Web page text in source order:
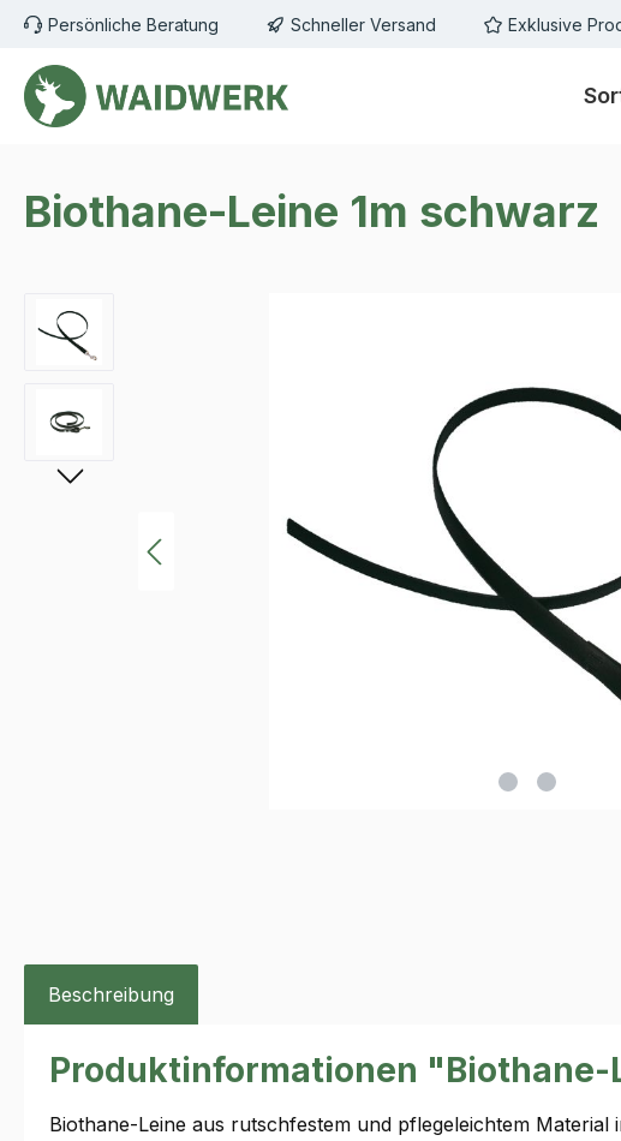
Hauptinhalt springen
Zur Suche springen
Zur Hauptnavigation springen
Persönliche Beratung Schneller Versand Exklusive
Biothane-Leine 1m schwarz
Bildergalerie überspringen
Beschreibung
Produktinformationen "Biothane-
Biothane-Leine aus rutschfestem und pflegeleichtem Material